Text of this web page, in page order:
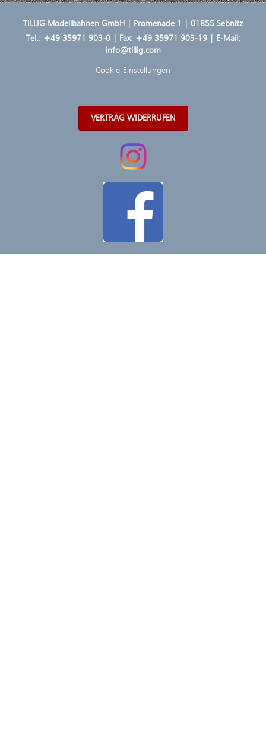
TILLIG Modellbahnen GmbH | Promenade 1 | 01855 Sebnitz
Tel.: +49 35971 903-0| Fax: +49 35971 903-19 | E-Mail:
info@tillig.com
Cookie-Einstellungen
VERTRAG WIDERRUFEN